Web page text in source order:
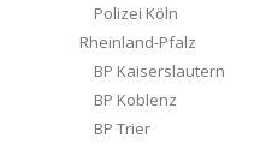
Polizei Köln
Rheinland-Pfalz
BP Kaiserslautern
BP Koblenz
BP Trier